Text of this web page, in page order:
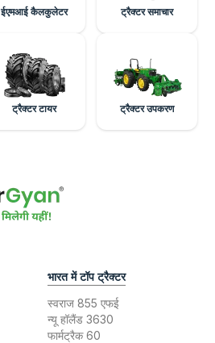
ईएमआई कैलकुलेटर ट्रैक्टर समाचार
ट्रैक्टर टायर ट्रैक्टर उपकरण
भारत में टॉप ट्रैक्टर
स्वराज 855 एफई
न्यू हॉलैंड 3630
फार्मट्रैक 60